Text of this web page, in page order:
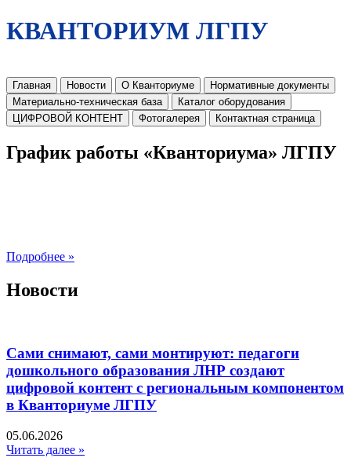
КВАНТОРИУМ ЛГПУ
Главная Новости О Кванториуме
Нормативные документы
Материально-техническая база
Каталог оборудования
ЦИФРОВОЙ КОНТЕНТ
Фотогалерея Контактная страница
График работы «Кванториума» ЛГПУ
Подробнее »
Новости
Сами снимают, сами монтируют: педагоги
дошкольного образования ЛНР создают
цифровой контент с региональным компонентом
в Кванториуме ЛГПУ​
05.06.2026
Читать далее »